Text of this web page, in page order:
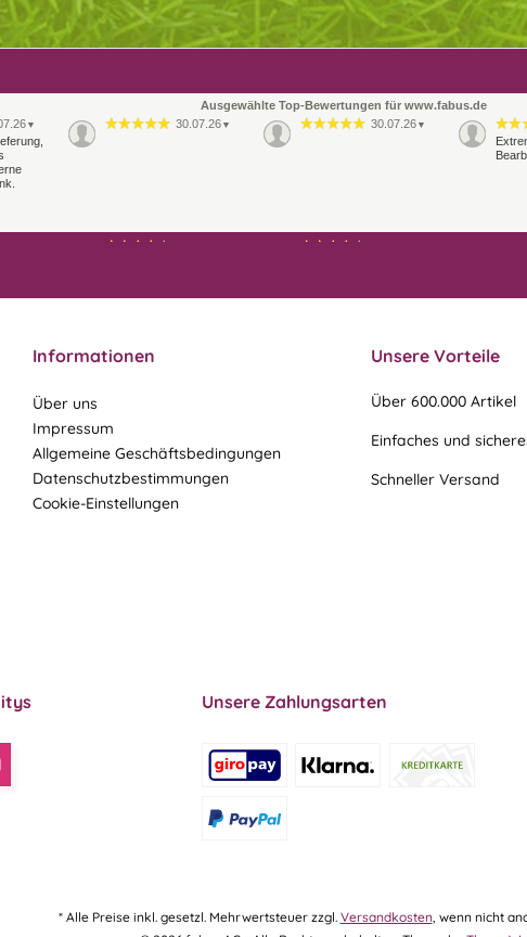
Ausgewählte Top-Bewertungen für www.fabus.de
▼ 30.07.26 ▼ 30.07.26 ▼
Informationen
Über uns
Impressum
Allgemeine Geschäftsbedingungen
Datenschutzbestimmungen
Cookie-Einstellungen
Unsere Vorteile
Über 600.000 Artikel
Einfaches und
Schneller Versand
Unsere Zahlungsarten
* Alle Preise inkl. gesetzl. Mehrwertsteuer zzgl. Versandkosten, wenn nicht